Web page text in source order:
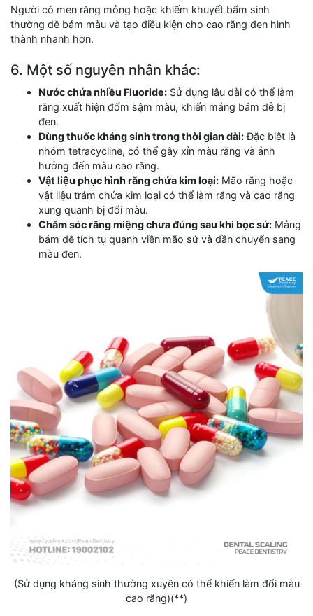
Người có men răng mỏng hoặc khiếm khuyết bẩm sinh
thường dễ bám màu và tạo điều kiện cho cao răng đen hình
thành nhanh hơn.
6. Một số nguyên nhân khác:
Nước chứa nhiều Fluoride: Sử dụng lâu dài có thể làm
răng xuất hiện đốm sậm màu, khiến mảng bám dễ bị
đen.
Dùng thuốc kháng sinh trong thời gian dài:Đặc biệt là
nhóm tetracycline, có thể gây xỉn màu răng và ảnh
hưởng đến màu cao răng.
Vật liệu phục hình răng chứa kim loại: Mão răng hoặc
vật liệu trám chứa kim loại có thể làm răng và cao răng
xung quanh bị đổi màu.
Chăm sóc răng miệng chưa đúng sau khi bọc sứ: Mảng
bám dễ tích tụ quanh viền mão sứ và dần chuyển sang
màu đen.
(Sử dụng kháng sinh thường xuyên có thể khiến làm đổi màu
cao răng)(**)